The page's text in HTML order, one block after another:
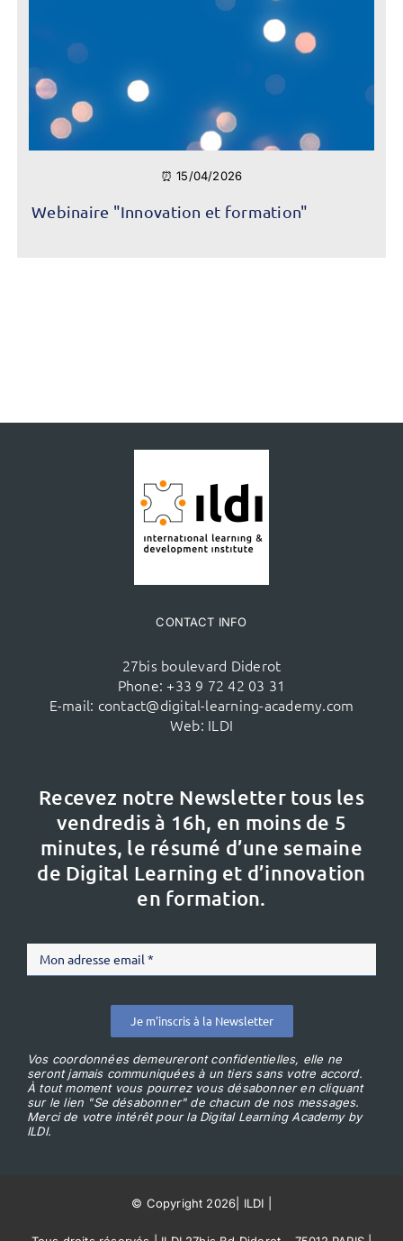
⏰ 15/04/2026
Webinaire "Innovation et formation"
CONTACT INFO
27bis boulevard Diderot
Phone: +33 9 72 42 03 31
E-mail: contact@digital-learning-academy.com
Web: ILDI
Recevez notre Newsletter tous les
vendredis à 16h, en moins de 5
minutes, le résumé d’une semaine
de Digital Learning et d’innovation
en formation.
Je m'inscris à la Newsletter
Vos coordonnées demeureront confidentielles, elle ne
seront jamais communiquées à un tiers sans votre accord.
À tout moment vous pourrez vous désabonner en cliquant
sur le lien "Se désabonner" de chacun de nos messages.
Merci de votre intérêt pour la Digital Learning Academy by
ILDI.
© Copyright 2026 ILDI